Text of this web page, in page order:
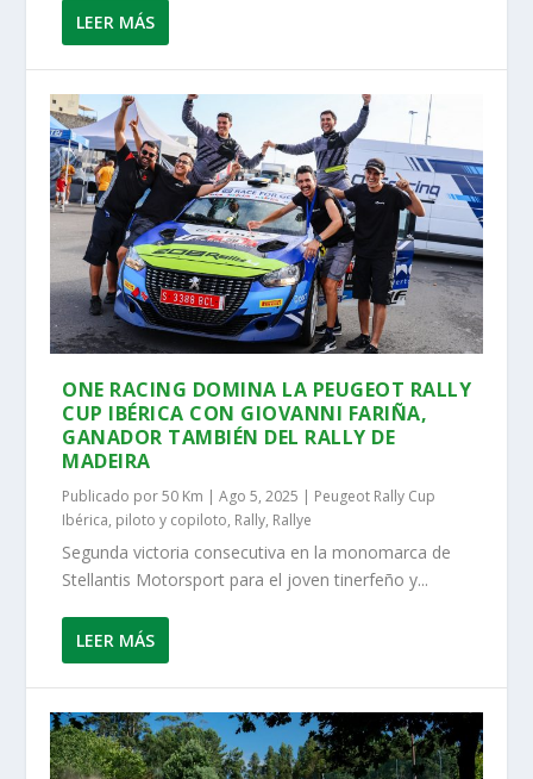
LEER MÁS
ONE RACING DOMINA LA PEUGEOT RALLY
CUP IBÉRICA CON GIOVANNI FARIÑA,
GANADOR TAMBIÉN DEL RALLY DE
MADEIRA
Publicado por50 Km |Ago 5, 2025 | Peugeot Rally Cup
Ibérica, piloto y copiloto, Rally, Rallye
Segunda victoria consecutiva en la monomarca de
Stellantis Motorsport para el joven tinerfeño y...
LEER MÁS